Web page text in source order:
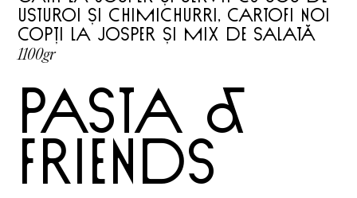
usturoi și chimichurri, cartofi noi
copți la Josper și mix de salată
1100gr
pasta &
friends